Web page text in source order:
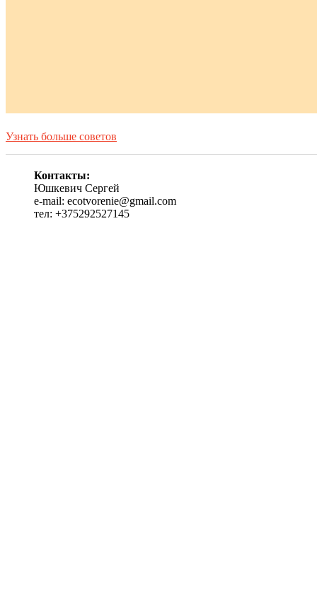
Узнать больше советов
Контакты:
Юшкевич Сергей
e-mail: ecotvorenie@gmail.com
тел: +375292527145